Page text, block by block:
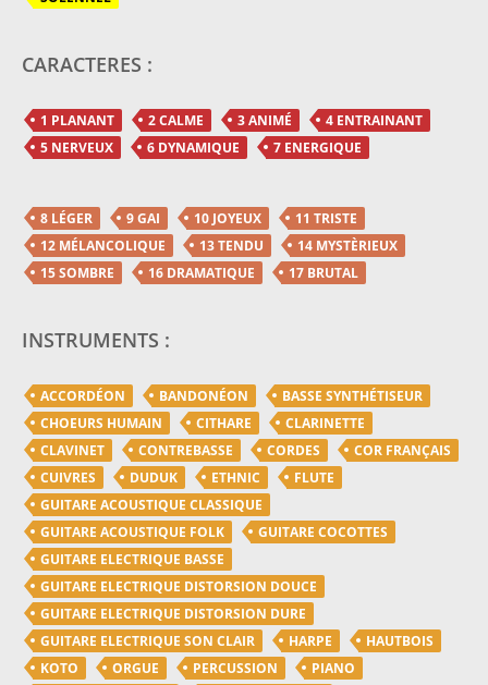
CARACTERES :
1 PLANANT 2 CALME 3 ANIMÉ
4 ENTRAINANT
5 NERVEUX
6 DYNAMIQUE 7 ENERGIQUE
8 LÉGER 9 GAI 10 JOYEUX
11 TRISTE
12 MÉLANCOLIQUE
13 TENDU
14 MYSTÈRIEUX
15 SOMBRE
16 DRAMATIQUE 17 BRUTAL
INSTRUMENTS :
ACCORDÉON BANDONÉON
BASSE SYNTHÉTISEUR
CHOEURS HUMAIN
CITHARE
CLARINETTE
CLAVINET
CONTREBASSE CORDES
COR FRANÇAIS
CUIVRES
DUDUK ETHNIC
FLUTE
GUITARE ACOUSTIQUE CLASSIQUE
GUITARE ACOUSTIQUE FOLK
GUITARE COCOTTES
GUITARE ELECTRIQUE BASSE
GUITARE ELECTRIQUE DISTORSION DOUCE
GUITARE ELECTRIQUE DISTORSION DURE
GUITARE ELECTRIQUE SON CLAIR
HARPE
HAUTBOIS
KOTO
ORGUE PERCUSSION
PIANO